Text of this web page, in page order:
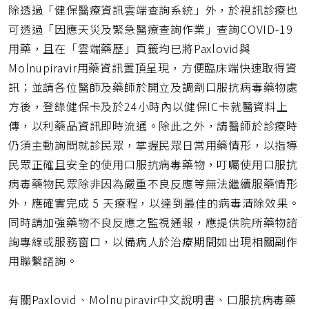
除透過「健保醫療資訊雲端查詢系統」外，於視訊診療也
可透過「因應天災及緊急醫療查詢作業」查詢COVID-19
用藥，且在「雲端藥歷」頁籤均已將Paxlovid與
Molnupiravir用藥資訊置頂呈現，方便臨床端快速取得資
訊；並請各位醫師及藥師於開立及調劑口服抗病毒藥物處
方後，登錄健保卡及於24小時內以健保IC卡就醫資料上
傳，以利藥品資訊即時流通。除此之外，請醫師於診療時
仍須主動詢問就診民眾，掌握民眾日常用藥情形，以指導
民眾正確且安全的使用口服抗病毒藥物，叮囑使用口服抗
病毒藥物民眾除非因為嚴重不良反應等無法繼續服藥情形
外，應確實完成 5 天療程，以達到最佳的病毒清除效果。
同時請加強藥物不良反應之監視通報，應提供院所藥物諮
詢專線或服務窗口，以備病人於治療期間如出現相關副作
用聯繫諮詢。
有關Paxlovid、Molnupiravir中文說明書、口服抗病毒藥